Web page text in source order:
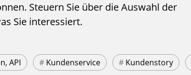
Steuern Sie über die Auswahl der
Sie interessiert.
API # Kundenservice # Kundenstory